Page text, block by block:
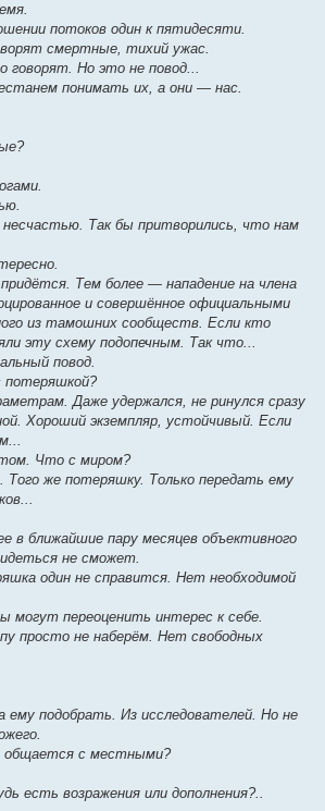
потоков один к пятидесяти.
смертные, тихий ужас.
говорят. Но это не повод...
понимать их, а они — нас.
Так бы притворились, что нам
Тем более — нападение на члена
и совершённое официальными
из тамошних сообществ. Если кто
эту схему подопечным. Так что...
повод.
Даже удержался, не ринулся сразу
Хороший экземпляр, устойчивый. Если
Что с миром?
Того же потеряшку. Только передать ему
в ближайшие пару месяцев объективного
не сможет.
один не справится. Нет необходимой
могут переоценить интерес к себе.
просто не наберём. Нет свободных
ему подобрать. Из исследователей. Но не
с местными?
есть возражения или дополнения?..